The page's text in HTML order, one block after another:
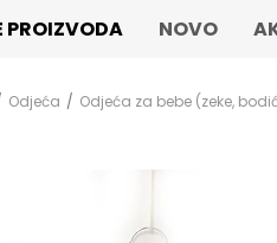
PROIZVODA NOVO
Odjeća Odjeća za bebe (zeke,